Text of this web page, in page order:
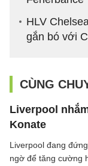
HLV
gắn bó với
CÙNG
Liverpool
Konate
Liverpool đang
ngờ để tăng cường